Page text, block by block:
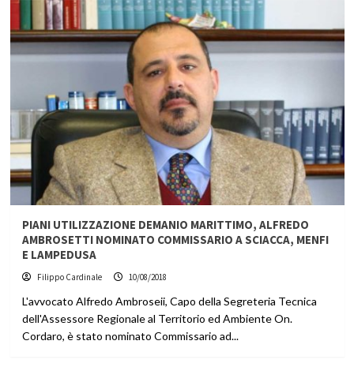
PIANI UTILIZZAZIONE DEMANIO MARITTIMO, ALFREDO
AMBROSETTI NOMINATO COMMISSARIO A SCIACCA, MENFI
E LAMPEDUSA
Filippo Cardinale 10/08/2018
L'avvocato Alfredo Ambroseii, Capo della Segreteria Tecnica
dell'Assessore Regionale al Territorio ed Ambiente On.
Cordaro, è stato nominato Commissario ad...